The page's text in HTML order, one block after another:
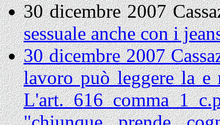
30 dicembre 2007
sessuale anche con i
30 dicembre 2007
lavoro può leggere la e
L'art. 616 comma 1